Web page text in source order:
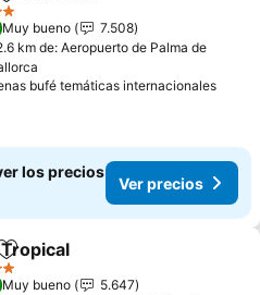
Muy bueno
7.508
km de: Aeropuerto de Palma de
bufé temáticas internacionales
los precios
Ver precios
Añadir a favoritos
Muy bueno
5.647